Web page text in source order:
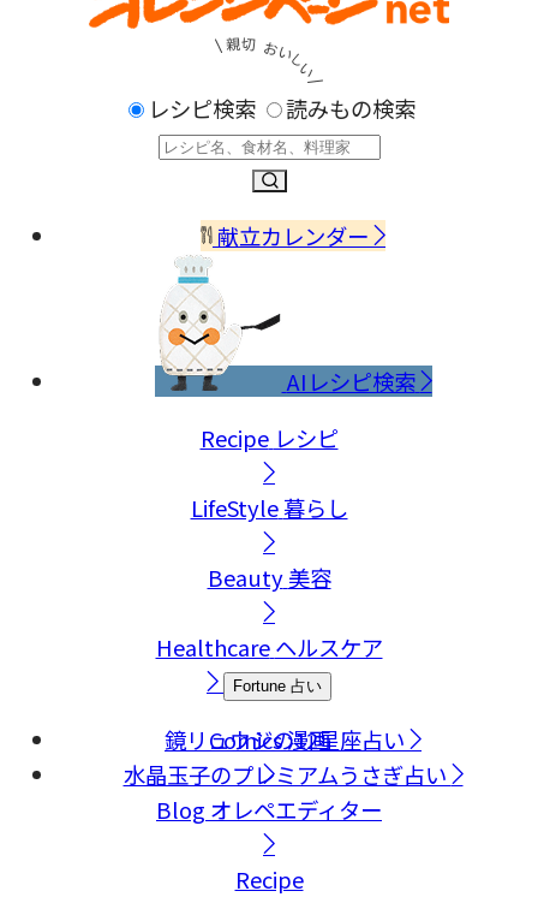
レシピ検索 読みもの検索
献立カレンダー
AIレシピ検索
Recipe レシピ
LifeStyle暮らし
Beauty 美容
Healthcare ヘルスケア
Fortune 占い
鏡リュウジの12星座占い
水晶玉子のプレミアムうさぎ占い
Comics漫画
Blog オレペエディター
Recipe